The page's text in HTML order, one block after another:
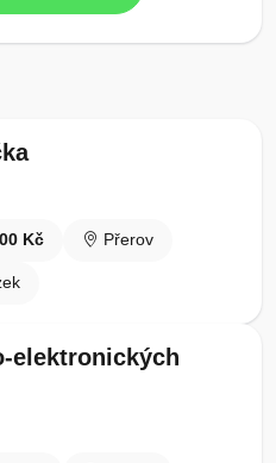
Kč Přerov
elektronických